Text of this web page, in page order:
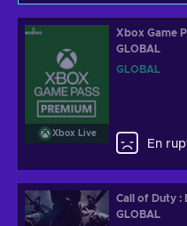
Xbox Live
Xbox Game
GLOBAL
GLOBAL
En
Call of Duty :
GLOBAL